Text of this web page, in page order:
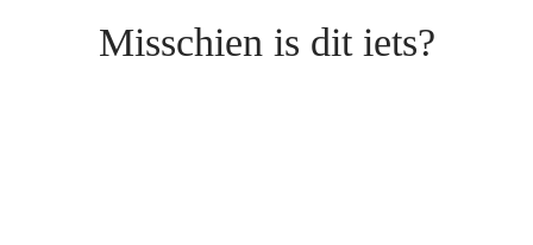
Misschien is dit iets?